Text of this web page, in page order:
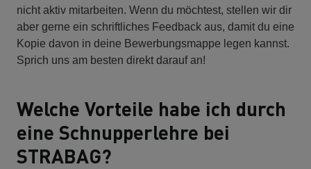
nicht aktiv mitarbeiten. Wenn du möchtest, stellen wir dir
aber gerne ein schriftliches Feedback aus, damit du eine
Kopie davon in deine Bewerbungsmappe legen kannst.
Sprich uns am besten direkt darauf an!
Welche Vorteile habe ich durch
eine Schnupperlehre bei
STRABAG?